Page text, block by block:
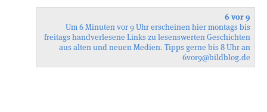
6 vor 9
Um 6 Minuten vor 9 Uhr erscheinen hier montags bis
freitags handverlesene Links zu lesenswerten Geschichten
aus alten und neuen Medien. Tipps gerne bis 8 Uhr an
6vor9@bildblog.de